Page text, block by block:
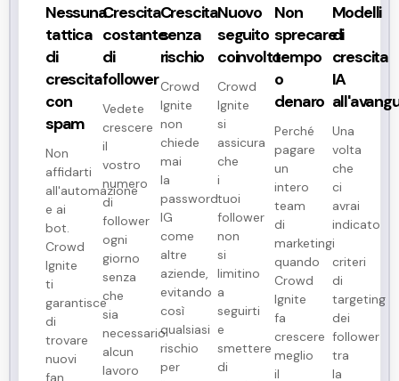
Nessuna
tattica
di
crescita
con
spam
Non
affidarti
all'automazione
e ai
bot.
Crowd
Ignite
ti
garantisce
di
trovare
nuovi
fan
Crescita
costante
di
follower
Vedete
crescere
il
vostro
numero
di
follower
ogni
giorno
senza
che
sia
necessario
alcun
lavoro
Crescita
senza
rischio
Crowd
Ignite
non
chiede
mai
la
password
IG
come
altre
aziende,
evitando
così
qualsiasi
rischio
per
Nuovo
seguito
coinvolto
Crowd
Ignite
si
assicura
che
i
tuoi
follower
non
si
limitino
a
seguirti
e
smettere
di
Non
sprecare
tempo
o
denaro
Perché
pagare
un
intero
team
di
marketing
quando
Crowd
Ignite
fa
crescere
meglio
il
Modelli
di
crescita
IA
Una
volta
che
ci
avrai
indicato
i
criteri
di
targeting
dei
follower
tra
la